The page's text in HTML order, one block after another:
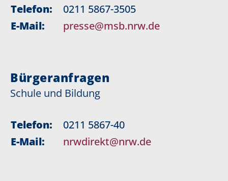
Telefon:
0211 5867-3505
E-Mail:
presse@msb.nrw.de
Bürgeranfragen
Schule und Bildung
Telefon:
0211 5867-40
E-Mail:
nrwdirekt@nrw.de